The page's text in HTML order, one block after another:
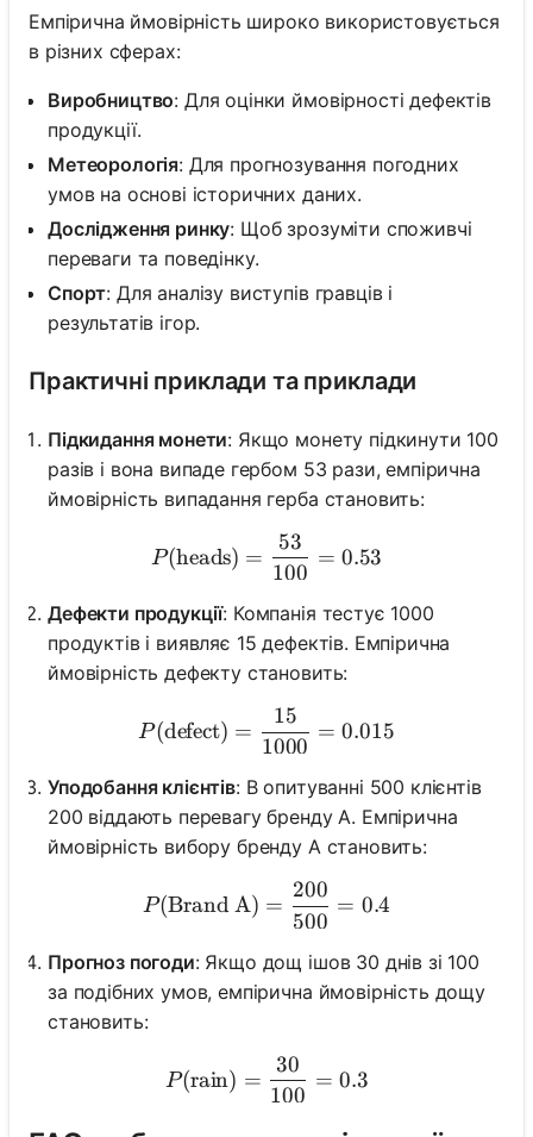
Емпірична ймовірність широко використовується
в різних сферах:
Виробництво: Для оцінки ймовірності дефектів
продукції.
Метеорологія: Для прогнозування погодних
умов на основі історичних даних.
Дослідження ринку: Щоб зрозуміти споживчі
переваги та поведінку.
Спорт: Для аналізу виступів гравців і
результатів ігор.
Практичні приклади та приклади
Підкидання монети: Якщо монету підкинути 100
разів і вона випаде гербом 53 рази, емпірична
ймовірність випадання герба становить:
P(\text{heads}) =
P(heads) =
100
53
= 0.53
Дефекти продукції: Компанія тестує 1000
продуктів і виявляє 15 дефектів. Емпірична
ймовірність дефекту становить:
P(\text{defect}) =
P(defect) =
1000
15
= 0.015
Уподобання клієнтів: В опитуванні 500 клієнтів
200 віддають перевагу бренду A. Емпірична
ймовірність вибору бренду A становить:
P(\text{Brand A}) =
P(Brand A) =
500
200
= 0.4
Прогноз погоди: Якщо дощ ішов 30 днів зі 100
за подібних умов, емпірична ймовірність дощу
становить:
P(\text{rain}) =
P(rain) =
100
30
= 0.3